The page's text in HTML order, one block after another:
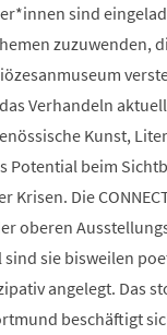
sind
zuzuwenden,
Verhandeln
Kunst,
Potential beim
Krisen. Die
oberen
sie bisweilen
angelegt. Das
beschäftigt